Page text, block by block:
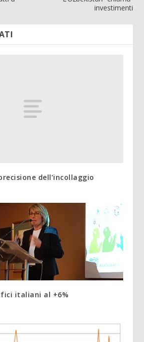
investimenti
dell’incollaggio
italiani al +6%